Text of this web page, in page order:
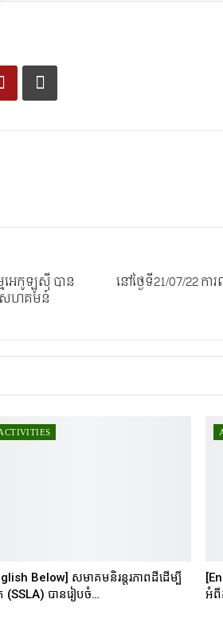
អេកូឡូសុី បាន
សហគមន៍
នៅថ្ងៃទី21/07/22
Below] សមាគមនិរន្តរភាពដីដើម្បី
(SSLA) បានរៀបចំ…
អំ